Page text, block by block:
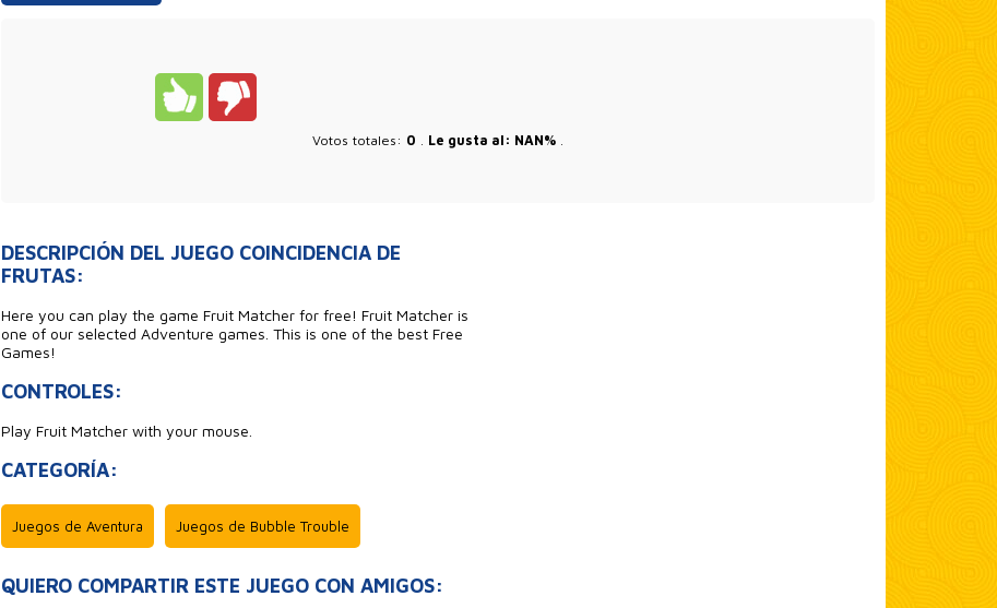
Votos totales: 0 Le gusta al: NAN%.
DESCRIPCIÓN DEL JUEGO COINCIDENCIA DE
FRUTAS:
Here you can play the game Fruit Matcher for free! Fruit Matcher is
one of our selected Adventure games. This is one of the best Free
Games!
CONTROLES:
Play Fruit Matcher with your mouse.
CATEGORÍA:
Juegos de Aventura Juegos de Bubble Trouble
QUIERO COMPARTIR ESTE JUEGO CON AMIGOS: